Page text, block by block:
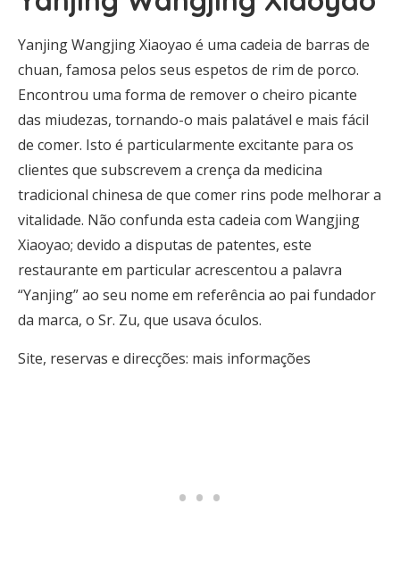
Yanjing Wangjing Xiaoyao é uma cadeia de barras de
chuan, famosa pelos seus espetos de rim de porco.
Encontrou uma forma de remover o cheiro picante
das miudezas, tornando-o mais palatável e mais fácil
de comer. Isto é particularmente excitante para os
clientes que subscrevem a crença da medicina
tradicional chinesa de que comer rins pode melhorar a
vitalidade. Não confunda esta cadeia com Wangjing
Xiaoyao; devido a disputas de patentes, este
restaurante em particular acrescentou a palavra
“Yanjing” ao seu nome em referência ao pai fundador
da marca, o Sr. Zu, que usava óculos.
Site, reservas e direcções: mais informações